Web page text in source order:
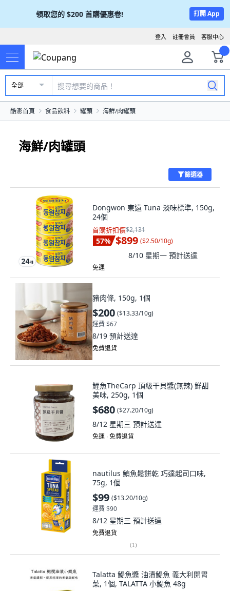
領取您的 $200 首購優惠卷! 打開 App
客服中心
註冊會員
登入
全部
酷澎首頁 食品飲料 罐頭 海鮮/肉罐頭
海鮮/肉罐頭
篩選器
Dongwon 東遠 Tuna 淡味標準, 150g,
24個
首購折扣價$2,131
57% $899 ($2.50/10g)
8/10 星期一 預計送達
免運
豬肉條, 150g, 1個
$200 ($13.33/10g)
運費 $67
8/19 預計送達
免費退貨
鯉魚TheCarp 頂級干貝醬(無辣) 鮮甜
美味, 250g, 1個
$680 ($27.20/10g)
8/12 星期三 預計送達
免運 ∙ 免費退貨
nautilus 鮪魚鬆餅乾 巧達起司口味,
75g, 1個
$99 ($13.20/10g)
運費 $90
8/12 星期三 預計送達
免費退貨
(1)
Talatta 鯷魚醬 油漬鯷魚 義大利開胃
菜, 1個, TALATTA 小鯷魚 48g